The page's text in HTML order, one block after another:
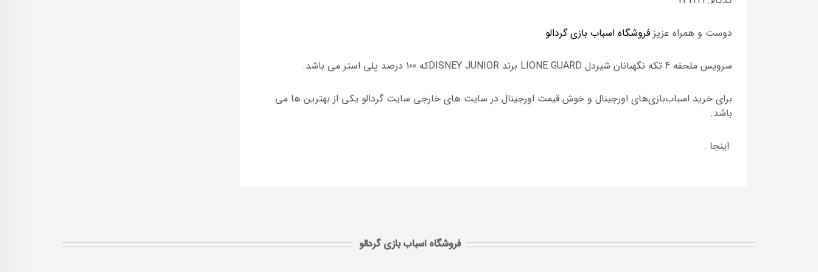
دوست و همراه عزیز فروشگاه اسباب بازی گردالو
سرویس ملحفه 4 تکه نگهبانان شیردل LIONE GUARD برند DISNEY JUNIORکه 100 درصد پلی استر می باشد.
برای خرید اسباب‌بازی‌های اورجینال و خوش قیمت اورجینال در سایت های خارجی سایت گردالو یکی از بهترین ها می
باشد.
اینجا .
فروشگاه اسباب بازی گردالو